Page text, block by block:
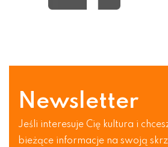
Newsletter
Jeśli interesuje Cię kultura i
bieżące informacje na swoją